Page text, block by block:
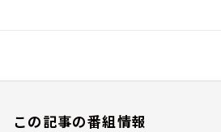
この記事の番組情報